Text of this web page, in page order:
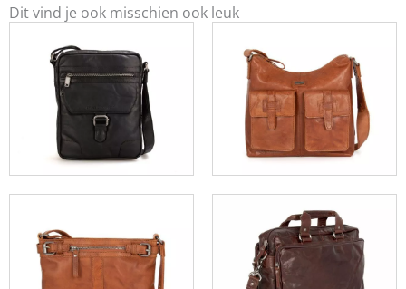
Dit vind je ook misschien ook leuk